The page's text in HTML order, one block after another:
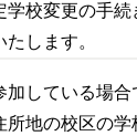
学校変更の手
します。
加している場
地の校区の学